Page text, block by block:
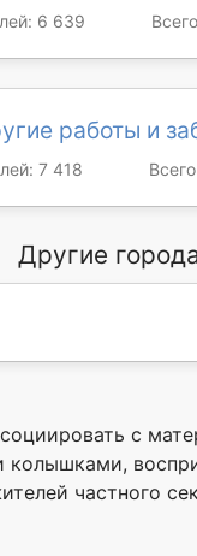
6 639
работы и
7 418
Другие
с
колышками,
частного